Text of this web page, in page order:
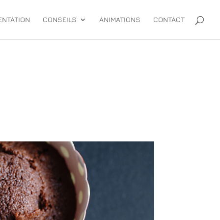
CONSEILS ANIMATIONS CONTACT